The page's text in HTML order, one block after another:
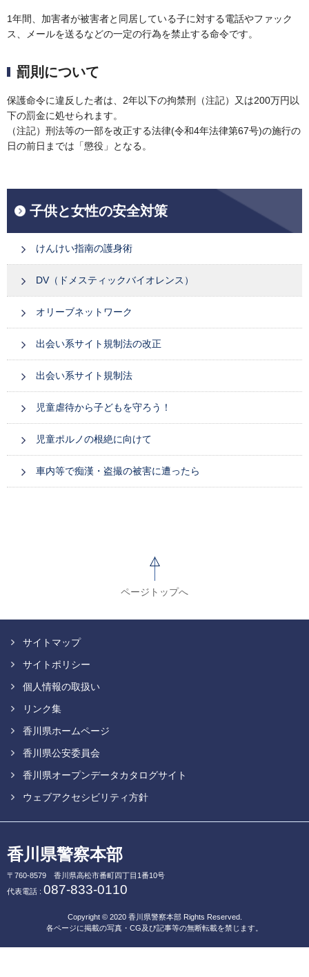
1年間、加害者が被害者と同居している子に対する電話やファック
ス、メールを送るなどの一定の行為を禁止する命令です。
罰則について
保護命令に違反した者は、2年以下の拘禁刑（注記）又は200万円以
下の罰金に処せられます。
（注記）刑法等の一部を改正する法律(令和4年法律第67号)の施行の
日の前日までは「懲役」となる。
子供と女性の安全対策
けんけい指南の護身術
DV（ドメスティックバイオレンス）
オリーブネットワーク
出会い系サイト規制法の改正
出会い系サイト規制法
児童虐待から子どもを守ろう！
児童ポルノの根絶に向けて
車内等で痴漢・盗撮の被害に遭ったら
ページトップへ
サイトマップ
サイトポリシー
個人情報の取扱い
リンク集
香川県ホームページ
香川県公安委員会
香川県オープンデータカタログサイト
ウェブアクセシビリティ方針
香川県警察本部
〒760-8579
香川県高松市番町四丁目1番10号
代表電話 : 087-833-0110
Copyright © 2020 香川県警察本部Rights Reserved.
各ページに掲載の写真・CG及び記事等の無断転載を禁じます。